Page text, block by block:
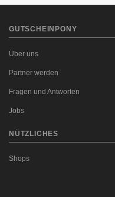
GUTSCHEINPONY
Über uns
Partner werden
Fragen und Antworten
Jobs
NÜTZLICHES
Shops